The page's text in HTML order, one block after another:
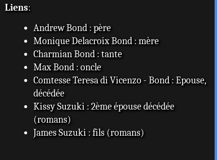
Liens:
Andrew Bond : père
Monique Delacroix Bond : mère
Charmian Bond : tante
Max Bond : oncle
Comtesse Teresa di Vicenzo - Bond : Epouse,
décédée
Kissy Suzuki : 2ème épouse décédée
(romans)
James Suzuki : fils (romans)